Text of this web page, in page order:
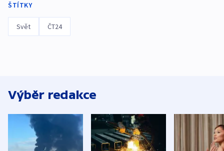
ŠTÍTKY
Svět ČT24
Výběr redakce